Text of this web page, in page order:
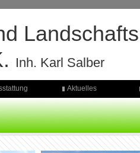
Aktuelles
Inh. Karl Salber